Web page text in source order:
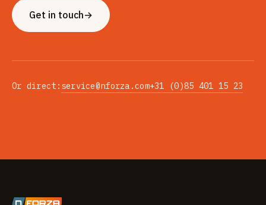
Get in touch→
Or direct: service@nforza.com+31 (0)85 401 15 23